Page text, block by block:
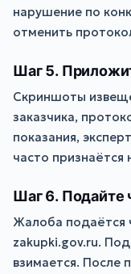
нарушение по
отменить
Шаг 5.
Скриншоты
заказчика,
показания,
часто признаётся
Шаг 6. Подайте
Жалоба подаётся
zakupki.gov.ru.
взимается. После